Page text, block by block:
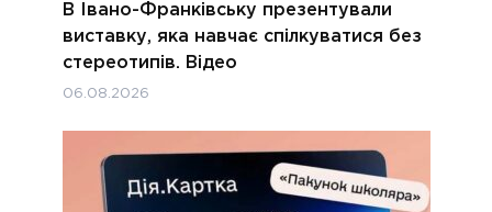
В Івано-Франківську презентували
виставку, яка навчає спілкуватися без
стереотипів. Відео
06.08.2026